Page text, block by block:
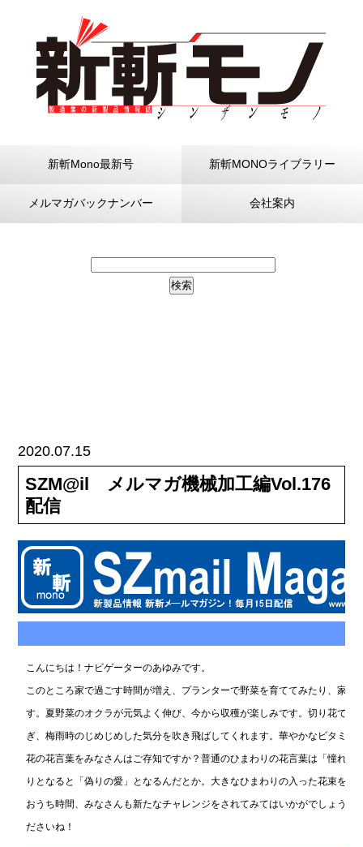
新斬Mono最新号 新斬MONOライブラリー
メルマガバックナンバー 会社案内
2020.07.15
SZM@il メルマガ機械加工編Vol.176
配信
こんにちは！ナビゲーターのあゆみです。
このところ家で過ごす時間が増え、プランターで野菜を育ててみたり、家の
す。夏野菜のオクラが元気よく伸び、今から収穫が楽しみです。切り花でも
ぎ、梅雨時のじめじめした気分を吹き飛ばしてくれます。華やかなビタミン
花の花言葉をみなさんはご存知ですか？普通のひまわりの花言葉は「憧れ」
りとなると「偽りの愛」となるんだとか。大きなひまわりの入った花束をも
おうち時間、みなさんも新たなチャレンジをされてみてはいかがでしょうか
ださいね！